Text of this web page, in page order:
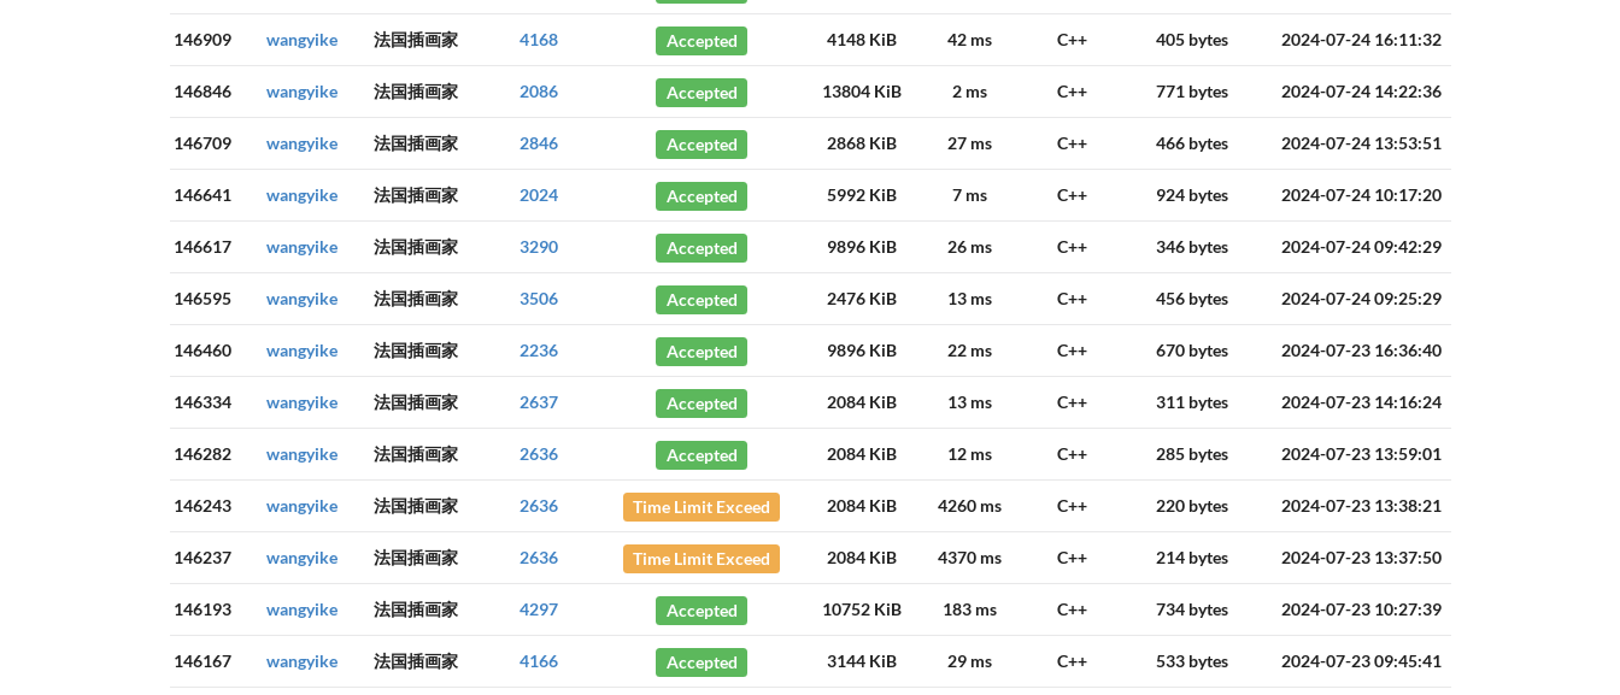
146909 wangyike 法国插画家 4168 Accepted 4148 KiB 42 ms C++ 405 bytes 2024-07-24 16:11:32
146846 wangyike 法国插画家 2086 Accepted 13804 KiB 2 ms C++ 771 bytes 2024-07-24 14:22:36
146709 wangyike 法国插画家 2846 Accepted 2868 KiB 27 ms C++ 466 bytes 2024-07-24 13:53:51
146641 wangyike 法国插画家 2024 Accepted 5992 KiB 7 ms C++ 924 bytes 2024-07-24 10:17:20
146617 wangyike 法国插画家 3290 Accepted 9896 KiB 26 ms C++ 346 bytes 2024-07-24 09:42:29
146595 wangyike 法国插画家 3506 Accepted 2476 KiB 13 ms C++ 456 bytes 2024-07-24 09:25:29
146460 wangyike 法国插画家 2236 Accepted 9896 KiB 22 ms C++ 670 bytes 2024-07-23 16:36:40
146334 wangyike 法国插画家 2637 Accepted 2084 KiB 13 ms C++ 311 bytes 2024-07-23 14:16:24
146282 wangyike 法国插画家 2636 Accepted 2084 KiB 12 ms C++ 285 bytes 2024-07-23 13:59:01
146243 wangyike 法国插画家 2636 Time Limit Exceed 2084 KiB 4260 ms C++ 220 bytes 2024-07-23 13:38:21
146237 wangyike 法国插画家 2636 Time Limit Exceed 2084 KiB 4370 ms C++ 214 bytes 2024-07-23 13:37:50
146193 wangyike 法国插画家 4297 Accepted 10752 KiB 183 ms C++ 734 bytes 2024-07-23 10:27:39
146167 wangyike 法国插画家 4166 Accepted 3144 KiB 29 ms C++ 533 bytes 2024-07-23 09:45:41